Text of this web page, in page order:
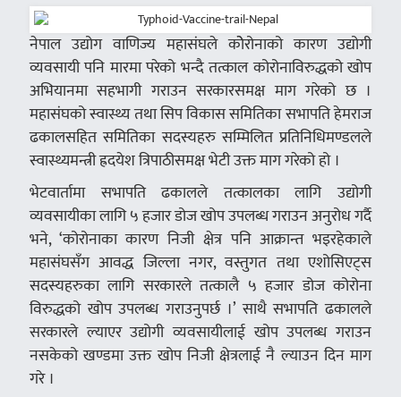
नेपाल उद्योग वाणिज्य महासंघले कोेरोनाको कारण उद्योगी
व्यवसायी पनि मारमा परेको भन्दै तत्काल कोरोनाविरुद्धको खोप
अभियानमा सहभागी गराउन सरकारसमक्ष माग गरेको छ ।
महासंघको स्वास्थ्य तथा सिप विकास समितिका सभापति हेमराज
ढकालसहित समितिका सदस्यहरु सम्मिलित प्रतिनिधिमण्डलले
स्वास्थ्यमन्त्री ह्रदयेश त्रिपाठीसमक्ष भेटी उक्त माग गरेको हो ।
भेटवार्तामा सभापति ढकालले तत्कालका लागि उद्योगी
व्यवसायीका लागि ५ हजार डोज खोप उपलब्ध गराउन अनुरोध गर्दै
भने, ‘कोरोनाका कारण निजी क्षेत्र पनि आक्रान्त भइरहेकाले
महासंघसँग आवद्ध जिल्ला नगर, वस्तुगत तथा एशोसिएट्स
सदस्यहरुका लागि सरकारले तत्कालै ५ हजार डोज कोरोना
विरुद्धको खोप उपलब्ध गराउनुपर्छ ।’ साथै सभापति ढकालले
सरकारले ल्याएर उद्योगी व्यवसायीलाई खोप उपलब्ध गराउन
नसकेको खण्डमा उक्त खोप निजी क्षेत्रलाई नै ल्याउन दिन माग
गरे ।